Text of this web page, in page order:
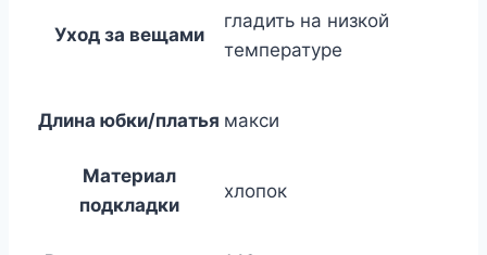
Уход за вещами
гладить на низкой
температуре
Длина юбки/платья макси
Материал
подкладки
хлопок